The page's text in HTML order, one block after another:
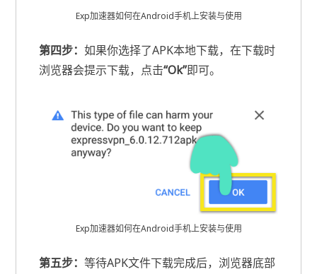
Exp加速器如何在Android手机上安装与使用
第四步：如果你选择了APK本地下载，在下载时
浏览器会提示下载，点击“Ok”即可。
Exp加速器如何在Android手机上安装与使用
第五步：等待APK文件下载完成后，浏览器底部